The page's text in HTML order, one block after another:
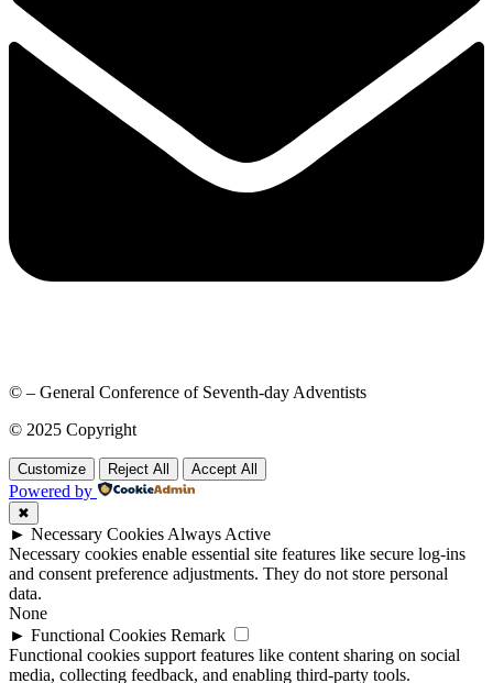
© – General Conference of Seventh-day Adventists
© 2025 Copyright
Customize Reject All Accept All
Powered by
✖
► Necessary Cookies Always Active
Necessary cookies enable essential site features like secure log-ins
and consent preference adjustments. They do not store personal
data.
None
► Functional Cookies Remark
Functional cookies support features like content sharing on social
media, collecting feedback, and enabling third-party tools.